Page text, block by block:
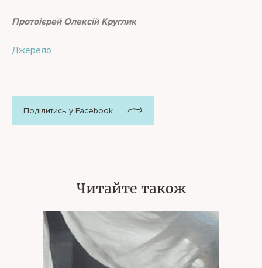
Протоієрей Олексій Круглик
Джерело
Поділитись у Facebook
Читайте також